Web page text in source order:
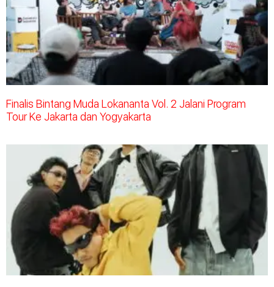
Finalis Bintang Muda Lokananta Vol. 2 Jalani Program
Tour Ke Jakarta dan Yogyakarta